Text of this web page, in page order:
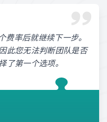
率后就继续下一步。
此您无法判断团队是否
了第一个选项。